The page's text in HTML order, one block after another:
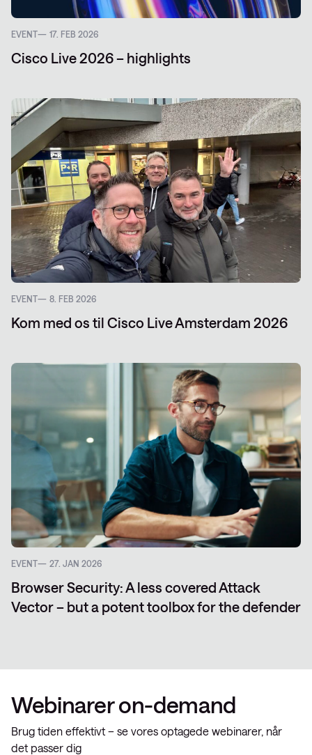
EVENT 17. FEB 2026
Cisco Live 2026 – highlights
EVENT 8. FEB 2026
Kom med os til Cisco Live Amsterdam 2026
EVENT 27. JAN 2026
Browser Security: A less covered Attack
Vector – but a potent toolbox for the defender
Webinarer on-demand
Brug tiden effektivt – se vores optagede webinarer, når
det passer dig